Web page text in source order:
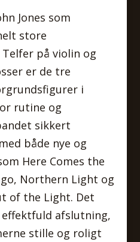
Jones som
store
på violin og
er de tre
i
rutine og
sikkert
både nye og
Here Comes the
go, Northern Light og
of the Light. Det
afslutning,
stille og roligt